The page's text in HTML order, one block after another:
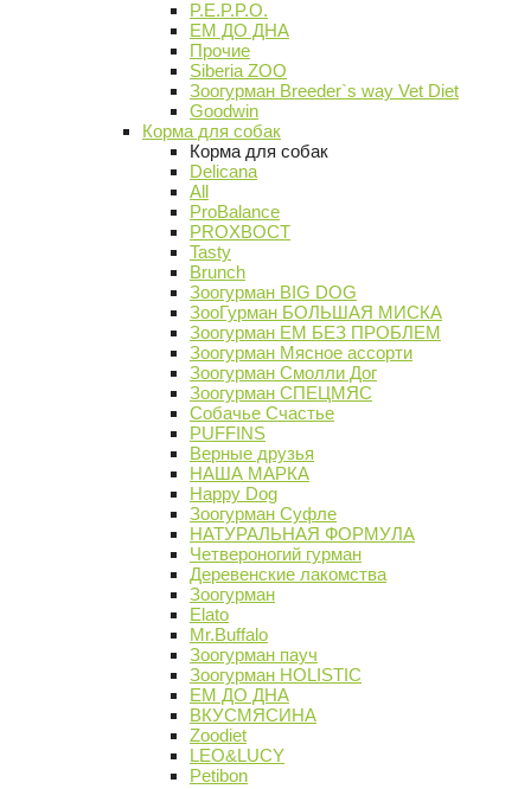
P.E.P.P.O.
ЕМ ДО ДНА
Прочие
Siberia ZOO
Зоогурман Breeder`s way Vet Diet
Goodwin
Корма для собак
Корма для собак
Delicana
All
ProBalance
PROХВОСТ
Tasty
Brunch
Зоогурман BIG DOG
ЗооГурман БОЛЬШАЯ МИСКА
Зоогурман ЕМ БЕЗ ПРОБЛЕМ
Зоогурман Мясное ассорти
Зоогурман Смолли Дог
Зоогурман СПЕЦМЯС
Собачье Счастье
PUFFINS
Верные друзья
НАША МАРКА
Happy Dog
Зоогурман Суфле
НАТУРАЛЬНАЯ ФОРМУЛА
Четвероногий гурман
Деревенские лакомства
Зоогурман
Elato
Mr.Buffalo
Зоогурман пауч
Зоогурман HOLISTIC
ЕМ ДО ДНА
ВКУСМЯСИНА
Zoodiet
LEO&LUCY
Petibon